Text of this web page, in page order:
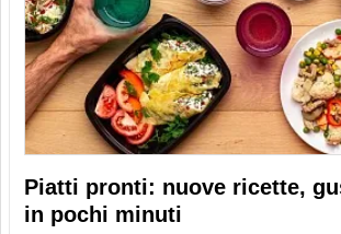
Piatti pronti: nuove ricette,
in pochi minuti